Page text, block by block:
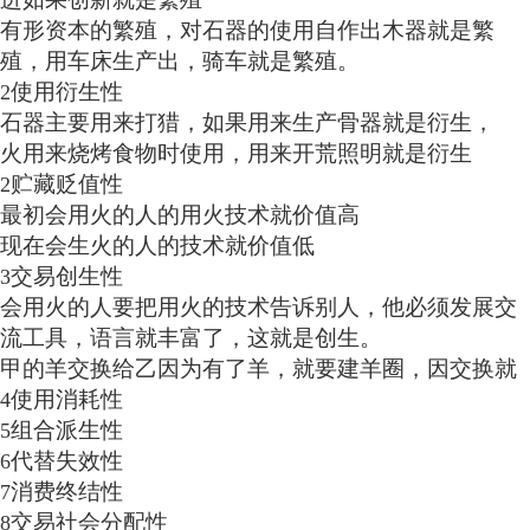
有形资本的繁殖，对石器的使用自作出木器就是繁
殖，用车床生产出，骑车就是繁殖。
2使用衍生性
石器主要用来打猎，如果用来生产骨器就是衍生，
火用来烧烤食物时使用，用来开荒照明就是衍生
2贮藏贬值性
最初会用火的人的用火技术就价值高
现在会生火的人的技术就价值低
3交易创生性
会用火的人要把用火的技术告诉别人，他必须发展交
流工具，语言就丰富了，这就是创生。
甲的羊交换给乙因为有了羊，就要建羊圈，因交换就
4使用消耗性
5组合派生性
6代替失效性
7消费终结性
8交易社会分配性